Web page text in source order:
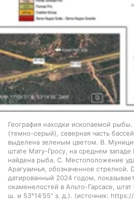
География находки ископаемой
(темно-серый), северная часть
выделена зеленым цветом. B.
штате Мату-Гросу, на среднем
найдена рыба. C. Местоположение
Арагуаинья, обозначенное стрелкой.
датированный 2024 годом,
окаменелостей в Альто-Гарсасе,
ш. и 53°14'55" з. д.).
источник: